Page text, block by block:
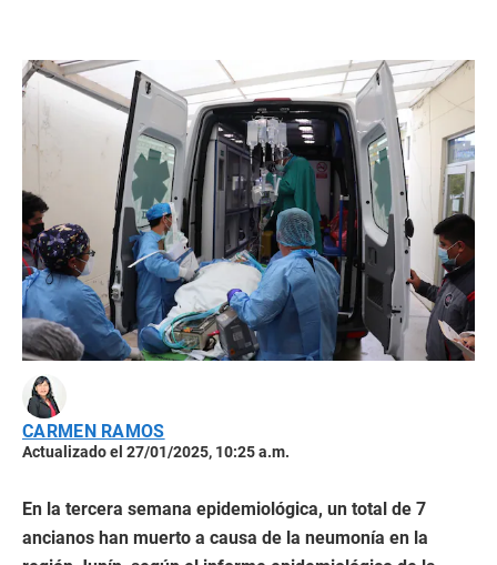
CARMEN RAMOS
Actualizado el 27/01/2025, 10:25 a.m.
En la tercera semana epidemiológica, un total de 7
ancianos han muerto a causa de la neumonía en la